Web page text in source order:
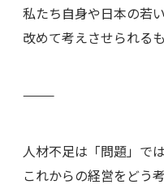
私たち自身や日本の若
改めて考えさせられる
⸻
人材不足は「問題」では
これからの経営をどう